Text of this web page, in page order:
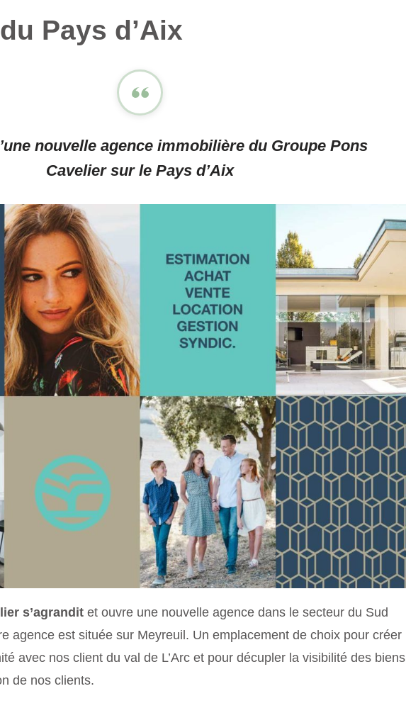
Pays d’Aix
nouvelle agence immobilière du Groupe Pons
Cavelier sur le Pays d’Aix
s’agrandit et ouvre une nouvelle agence dans le secteur du Sud
agence est située sur Meyreuil. Un emplacement de choix pour créer
avec nos client du val de L’Arc et pour décupler la visibilité des biens
de nos clients.